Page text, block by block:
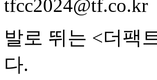
tfcc2024@tf.co.kr
발로 뛰는 <더팩
다.